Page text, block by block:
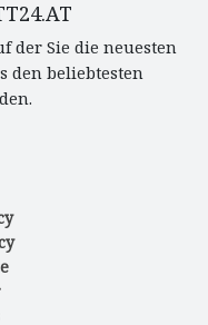
der Sie die neuesten
den beliebtesten